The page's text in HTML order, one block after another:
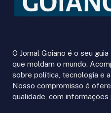
O Jornal Goiano é o seu
que moldam o mundo.
sobre política, tecnologia e
Nosso compromisso é
qualidade, com informações